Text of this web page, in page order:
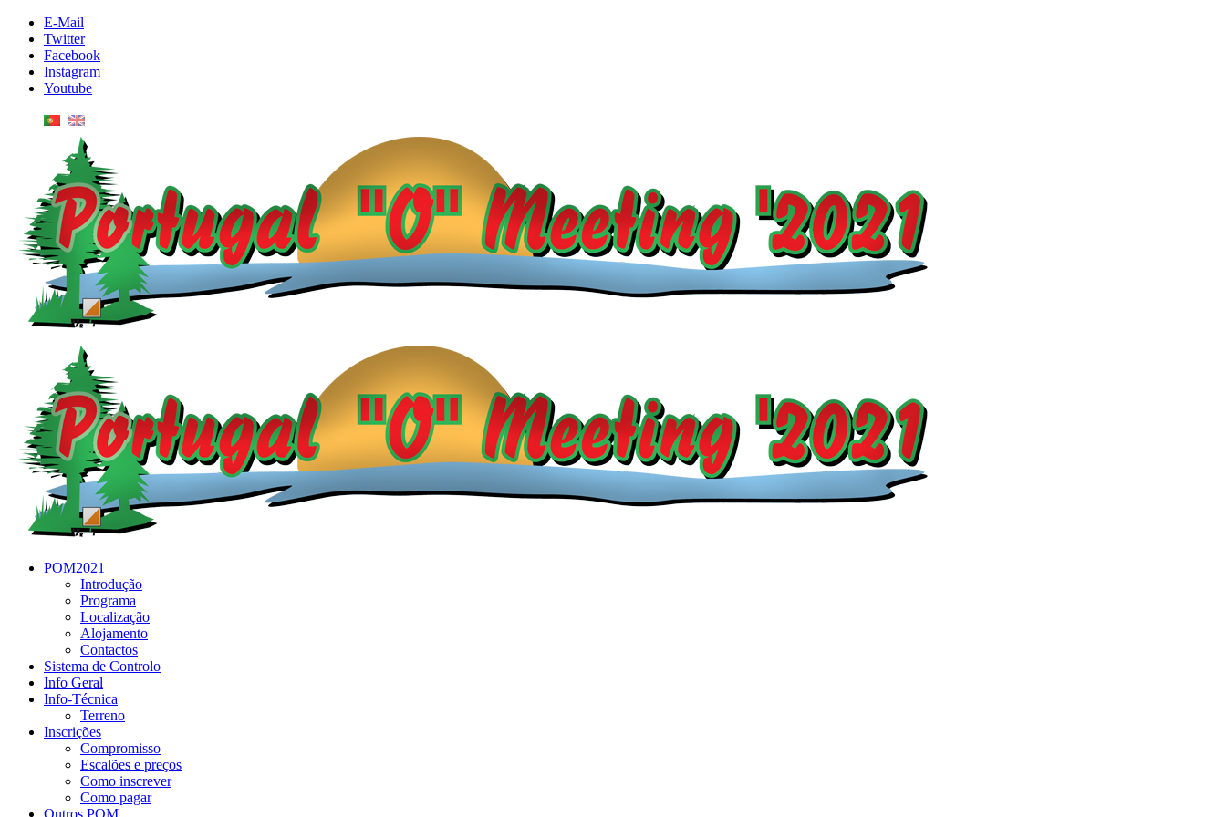
E-Mail
Twitter
Facebook
Instagram
Youtube
POM2021
Introdução
Programa
Localização
Alojamento
Contactos
Sistema de Controlo
Info Geral
Info-Técnica
Terreno
Inscrições
Compromisso
Escalões e preços
Como inscrever
Como pagar
Outros POM